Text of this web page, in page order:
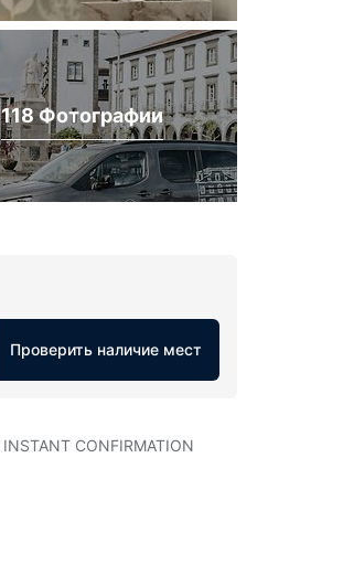
118 Фотографии
Проверить наличие мест
INSTANT CONFIRMATION